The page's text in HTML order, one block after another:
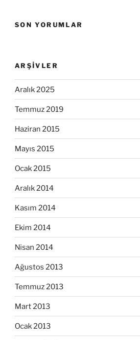
SON YORUMLAR
ARŞIVLER
Aralık 2025
Temmuz 2019
Haziran 2015
Mayıs 2015
Ocak 2015
Aralık 2014
Kasım 2014
Ekim 2014
Nisan 2014
Ağustos 2013
Temmuz 2013
Mart 2013
Ocak 2013